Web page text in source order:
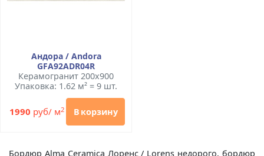
Андора / Andora
GFA92ADR04R
Керамогранит 200x900
Упаковка: 1.62 м² = 9 шт.
1990 руб/ м2 В корзину
Бордюр Alma Ceramica Лоренс / Lorens недорого. бордюр